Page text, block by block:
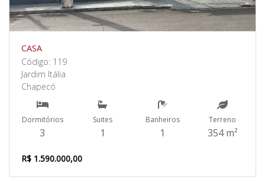
CASA
Código: 119
Jardim Itália
Chapecó
Dormitórios
3
Suites
1
Banheiros
1
Terreno
354 m²
R$ 1.590.000,00